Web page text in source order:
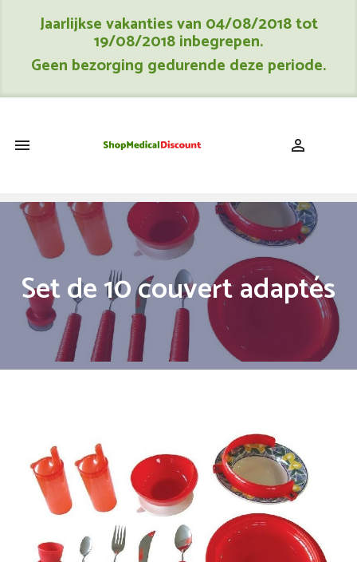
Jaarlijkse vakanties van 04/08/2018 tot
19/08/2018 inbegrepen.
Geen bezorging gedurende deze periode.
 
Set de 10 couvert adaptés